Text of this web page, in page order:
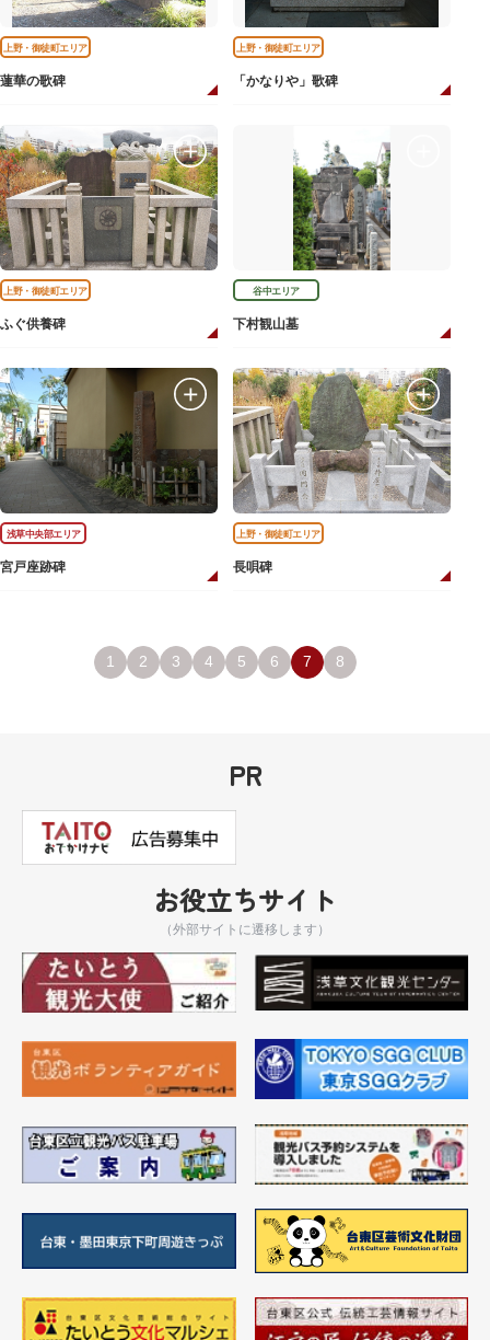
上野・御徒町エリア
蓮華の歌碑
上野・御徒町エリア
「かなりや」歌碑
上野・御徒町エリア
ふぐ供養碑
谷中エリア
下村観山墓
浅草中央部エリア
宮戸座跡碑
上野・御徒町エリア
長唄碑
1 2 3 4 5 6 7 8
PR
お役立ちサイト
（外部サイトに遷移します）